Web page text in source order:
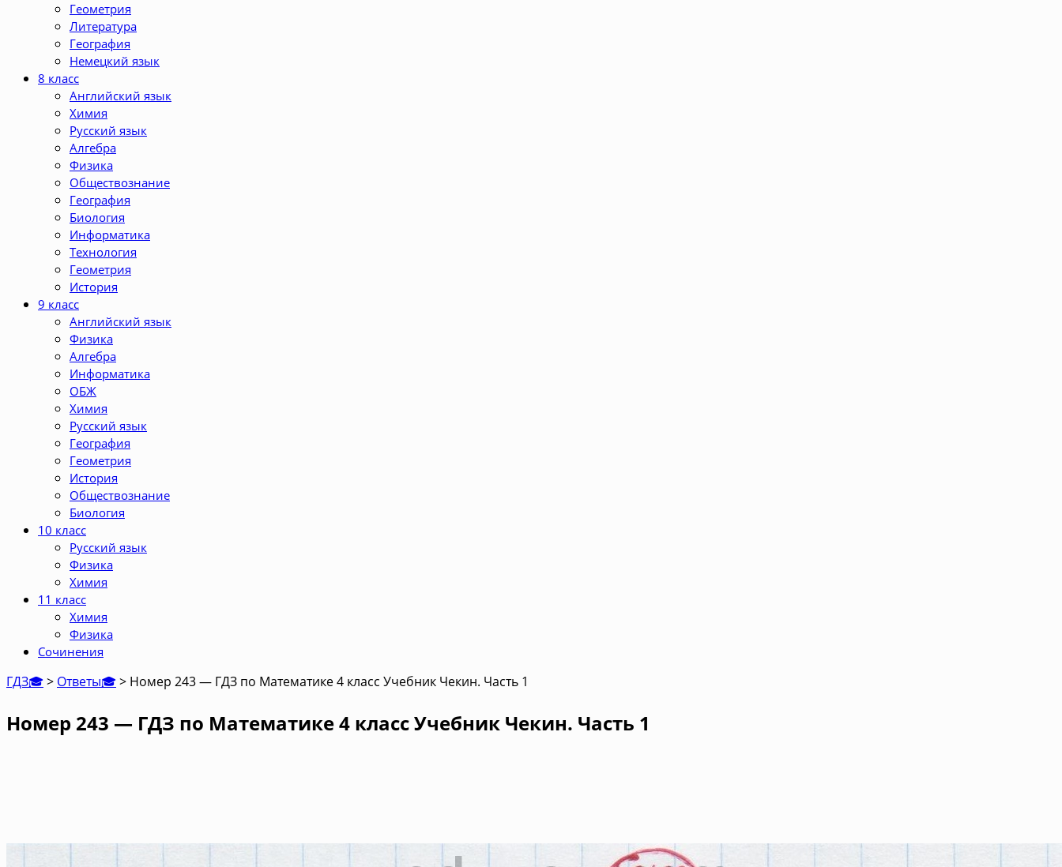
Геометрия
Литература
География
Немецкий язык
8 класс
Английский язык
Химия
Русский язык
Алгебра
Физика
Обществознание
География
Биология
Информатика
Технология
Геометрия
История
9 класс
Английский язык
Физика
Алгебра
Информатика
ОБЖ
Химия
Русский язык
География
Геометрия
История
Обществознание
Биология
10 класс
Русский язык
Физика
Химия
11 класс
Химия
Физика
Сочинения
ГДЗ🎓> Ответы🎓> Номер 243 — ГДЗ по Математике 4 класс Учебник Чекин. Часть 1
Номер 243 — ГДЗ по Математике 4 класс Учебник Чекин. Часть 1